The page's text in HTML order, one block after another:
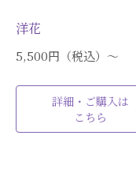
洋花
5,500円（税込）〜
詳細・ご購入は
こちら